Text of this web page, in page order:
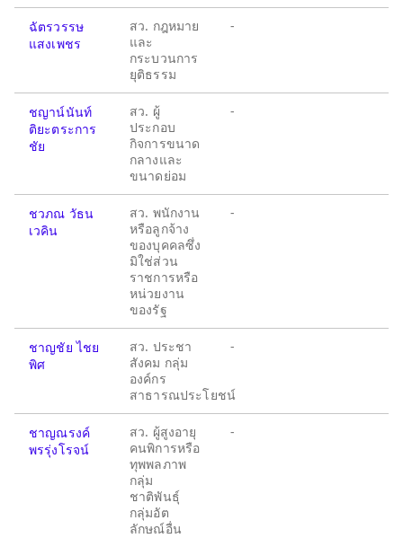
ฉัตรวรรษ
แสงเพชร
สว. กฎหมาย
และ
กระบวนการ
ยุติธรรม
-
ชญาน์นันท์
ติยะตระการ
ชัย
สว. ผู้
ประกอบ
กิจการขนาด
กลางและ
ขนาดย่อม
-
ชวภณ วัธน
เวคิน
สว. พนักงาน
หรือลูกจ้าง
ของบุคคลซึ่ง
มิใช่ส่วน
ราชการหรือ
หน่วยงาน
ของรัฐ
-
ชาญชัย ไชย
พิศ
สว. ประชา
สังคม กลุ่ม
องค์กร
สาธารณประโยชน์
-
ชาญณรงค์
พรรุ่งโรจน์
สว. ผู้สูงอายุ
คนพิการหรือ
ทุพพลภาพ
กลุ่ม
ชาติพันธุ์
กลุ่มอัต
ลักษณ์อื่น
-